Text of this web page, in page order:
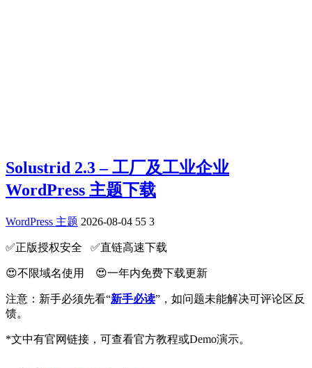
Solustrid 2.3 – 工厂及工业企业
WordPress 主题下载
WordPress 主题 2026-08-04 55 3
✅️正版授权安全 ✅️直链高速下载
😍不限域名使用 😍一年内免费下载更新
注意：新手必须先看“新手必读”，如问题未能解决可评论区反
馈。
*文中有官网链接，可查看官方教程或Demo演示。